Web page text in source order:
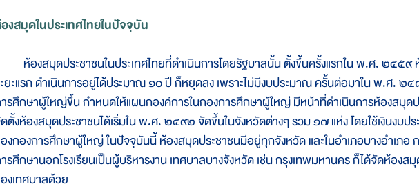
งสมุดในประเทศไทยในปัจจุบัน
ห้องสมุดประชาชนในประเทศไทยที่ดำเนินการโดยรัฐบาลนั้น ตั้งขึ้นครั้งแรกใน พ.ศ. ๒๔๕๙
ยะแรก ดำเนินการอยู่ได้ประมาณ ๑๐ ปี ก็หยุดลง เพราะไม่มีงบประมาณ ครั้นต่อมาใน พ.ศ. ๒
รศึกษาผู้ใหญ่ขึ้น กำหนดให้แผนกองค์การในกองการศึกษาผู้ใหญ่ มีหน้าที่ดำเนินการห้องสมุด
ตั้งห้องสมุดประชาชนได้เริ่มใน พ.ศ. ๒๔๙๒ จัดขึ้นในจังหวัดต่างๆ รวม ๑๗ แห่ง โดยใช้เงินงบ
งกองการศึกษาผู้ใหญ่ ในปัจจุบันนี้ ห้องสมุดประชาชนมีอยู่ทุกจังหวัด และในอำเภอบางอำเภอ
รศึกษานอกโรงเรียนเป็นผู้บริหารงาน เทศบาลบางจังหวัด เช่น กรุงเทพมหานคร ก็ได้จัดห้องส
งเทศบาลด้วย